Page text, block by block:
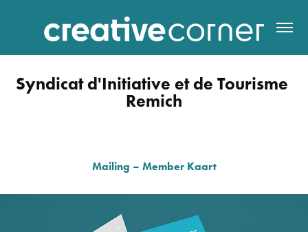
Syndicat d'Initiative et de Tourisme
Remich
Mailing – Member Kaart